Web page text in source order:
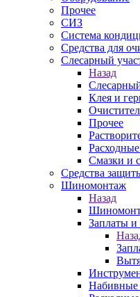
Прочее
СИЗ
Система
Средства для
Слесарный
Назад
Клея и
Прочее
Смазки и
Средства
Шиномонтаж
Назад
Заплаты и
Набивные